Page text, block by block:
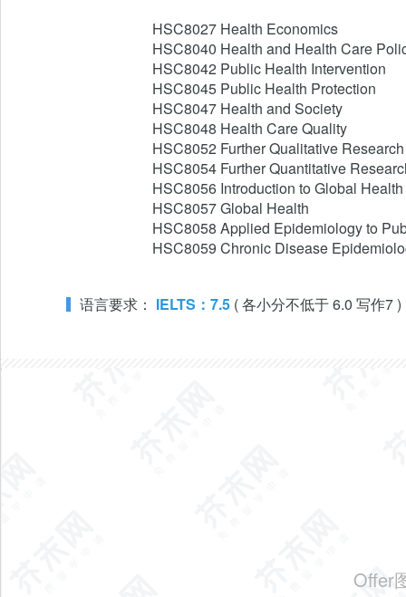
HSC8027 Health Economics
HSC8040 Health and Health Care
HSC8042 Public Health Intervention
HSC8045 Public Health Protection
HSC8047 Health and Society
HSC8048 Health Care Quality
HSC8052 Further Qualitative
HSC8054 Further Quantitative
HSC8056 Introduction to Global Health
HSC8057 Global Health
HSC8058 Applied Epidemiology to
HSC8059 Chronic Disease
语言要求： IELTS：7.5 ( 各小分不低于 6.0 写作7 )
Offer